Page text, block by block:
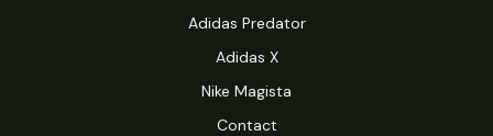
Adidas Predator
Adidas X
Nike Magista
Contact